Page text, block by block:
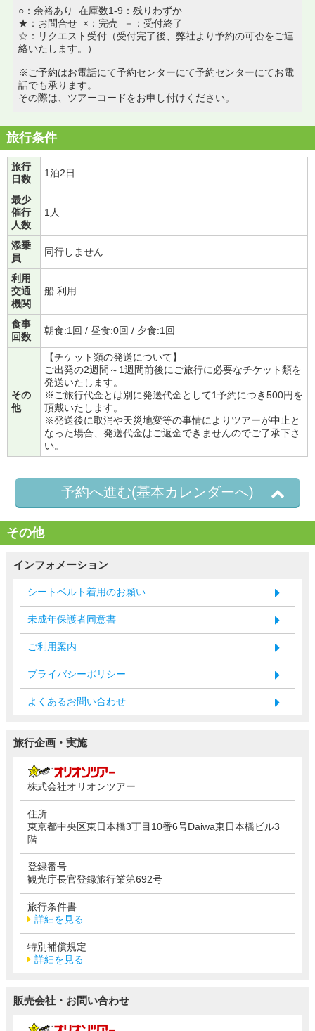
○：余裕あり 在庫数1-9：残りわずか
★：お問合せ ×：完売 －：受付終了
☆：リクエスト受付（受付完了後、弊社より予約の可否をご連
絡いたします。）
※ご予約はお電話にて予約センターにて予約センターにてお電
話でも承ります。
その際は、ツアーコードをお申し付けください。
旅行条件
旅行
日数
1泊2日
最少
催行
人数
1人
添乗
員
同行しません
利用
交通
機関
船 利用
食事
回数
朝食:1回 / 昼食:0回 / 夕食:1回
その
他
【チケット類の発送について】
ご出発の2週間～1週間前後にご旅行に必要なチケット類を
発送いたします。
※ご旅行代金とは別に発送代金として1予約につき500円を
頂戴いたします。
※発送後に取消や天災地変等の事情によりツアーが中止と
なった場合、発送代金はご返金できませんのでご了承下さ
い。
予約へ進む(基本カレンダーへ)
その他
インフォメーション
シートベルト着用のお願い
未成年保護者同意書
ご利用案内
プライバシーポリシー
よくあるお問い合わせ
旅行企画・実施
株式会社オリオンツアー
住所
東京都中央区東日本橋3丁目10番6号Daiwa東日本橋ビル3
階
登録番号
観光庁長官登録旅行業第692号
旅行条件書
詳細を見る
特別補償規定
詳細を見る
販売会社・お問い合わせ